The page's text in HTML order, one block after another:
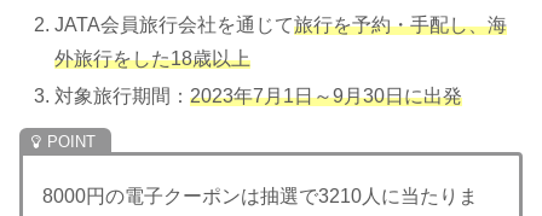
JATA会員旅行会社を通じて旅行を予約・手配し、海
外旅行をした18歳以上
対象旅行期間：2023年7月1日～9月30日に出発
8000円の電子クーポンは抽選で3210人に当たりま